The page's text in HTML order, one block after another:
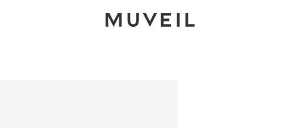
2026 AUTUMN WINTER COLLECTION